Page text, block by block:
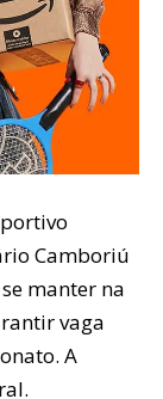
Camboriú
manter na
vaga
A